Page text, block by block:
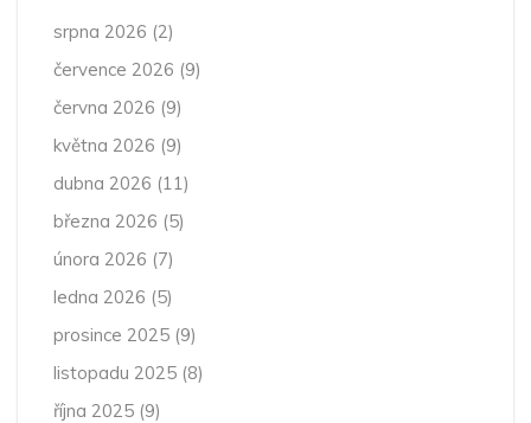
srpna 2026 (2)
července 2026 (9)
června 2026 (9)
května 2026 (9)
dubna 2026 (11)
března 2026 (5)
února 2026 (7)
ledna 2026 (5)
prosince 2025 (9)
listopadu 2025 (8)
října 2025 (9)